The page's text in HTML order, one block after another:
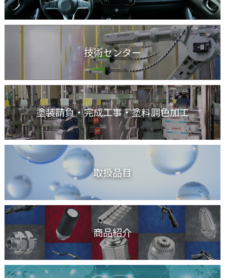
技術センター
塗装請負・完成工事・塗料調色加工
取扱品目
商品紹介